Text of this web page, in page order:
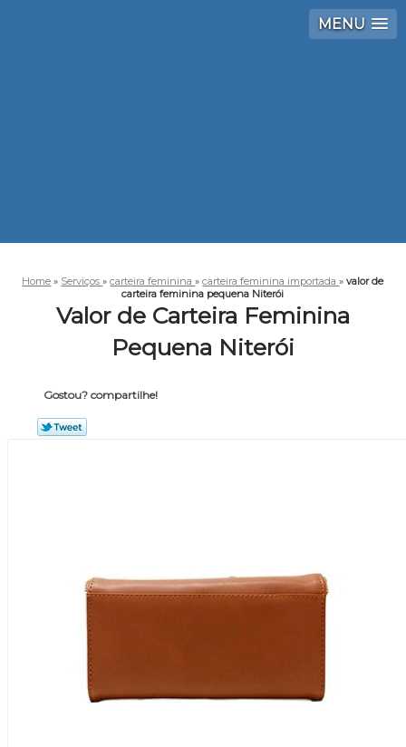
MENU
Home » Serviços»carteira feminina»carteira feminina importada»valor de
carteira feminina pequena Niterói
Valor de Carteira Feminina
Pequena Niterói
Gostou? compartilhe!